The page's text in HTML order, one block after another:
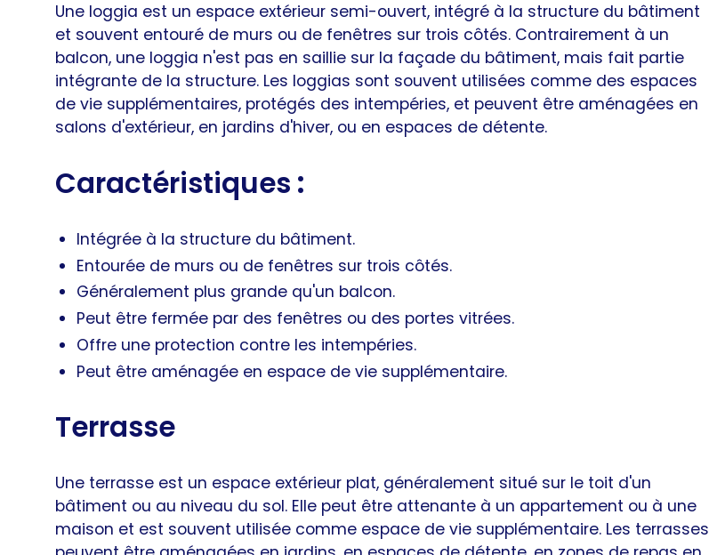
Une loggia est un espace extérieur semi-ouvert, intégré à la structure du bâtiment
et souvent entouré de murs ou de fenêtres sur trois côtés. Contrairement à un
balcon, une loggia n'est pas en saillie sur la façade du bâtiment, mais fait partie
intégrante de la structure. Les loggias sont souvent utilisées comme des espaces
de vie supplémentaires, protégés des intempéries, et peuvent être aménagées en
salons d'extérieur, en jardins d'hiver, ou en espaces de détente.
Caractéristiques :
Intégrée à la structure du bâtiment.
Entourée de murs ou de fenêtres sur trois côtés.
Généralement plus grande qu'un balcon.
Peut être fermée par des fenêtres ou des portes vitrées.
Offre une protection contre les intempéries.
Peut être aménagée en espace de vie supplémentaire.
Terrasse
Une terrasse est un espace extérieur plat, généralement situé sur le toit d'un
bâtiment ou au niveau du sol. Elle peut être attenante à un appartement ou à une
maison et est souvent utilisée comme espace de vie supplémentaire. Les terrasses